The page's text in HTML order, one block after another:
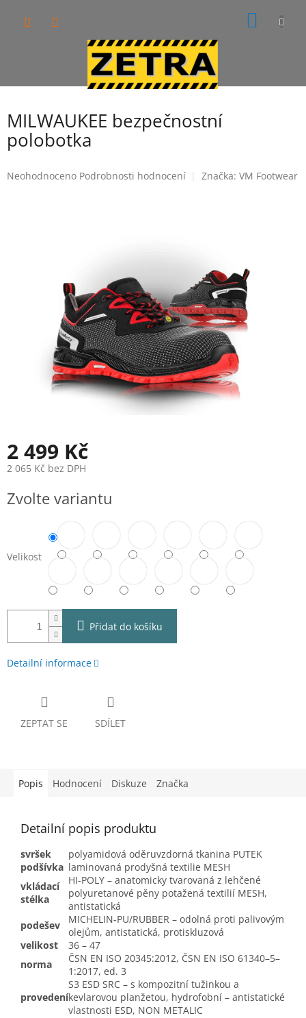
MILWAUKEE bezpečnostní
polobotka
Průměrné
Neohodnoceno Podrobnosti hodnocení Značka: VM Footwear
2 499 Kč
2 065 Kč bez DPH
cena:
Zvolte variantu
Velikost
Přidat do košíku
Detailní informace
ZEPTAT SE SDÍLET
Popis Hodnocení Diskuze Značka
Detailní popis produktu
svršek
polyamidová oděruvzdorná tkanina PUTEK
podšívka laminovaná prodyšná textilie MESH
vkládací
stélka
HI-POLY – anatomicky tvarovaná z lehčené
polyuretanové pěny potažená textilií MESH,
antistatická
podešev
MICHELIN-PU/RUBBER – odolná proti palivovým
olejům, antistatická, protiskluzová
velikost
36 – 47
norma
ČSN EN ISO 20345:2012, ČSN EN ISO 61340–5–
1:2017, ed. 3
provedení
S3 ESD SRC – s kompozitní tužinkou a
kevlarovou planžetou, hydrofobní – antistatické
vlastnosti ESD, NON METALIC